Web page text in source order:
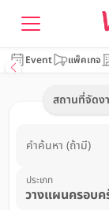
Event แพ็คเกจ
สถานที่จัดง
คำค้นหา (ถ้ามี)
ประเภท